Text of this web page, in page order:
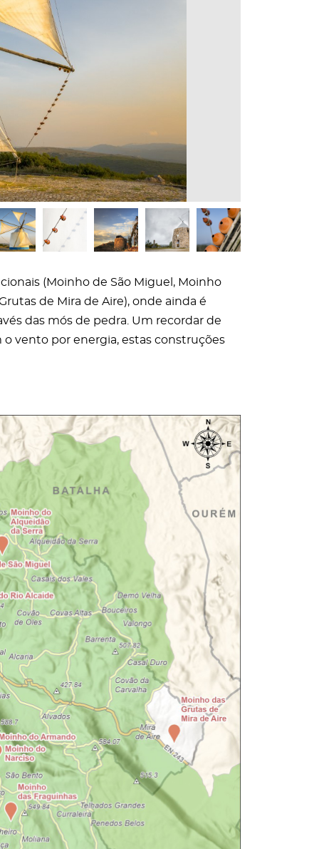
(Moinho de São Miguel, Moinho
de Mira de Aire), onde ainda é
das mós de pedra. Um recordar de
o vento por energia, estas construções